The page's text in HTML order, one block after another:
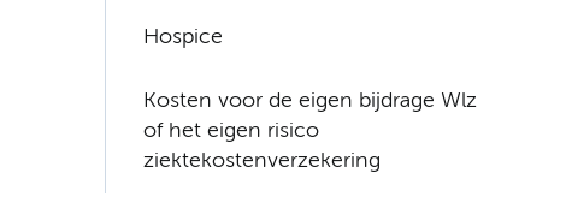
Hospice
Kosten voor de eigen bijdrage Wlz
of het eigen risico
ziektekostenverzekering